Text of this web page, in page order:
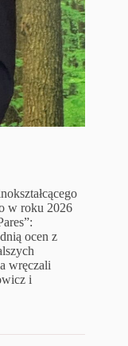
w roku 2026
ocen z
wręczali
i